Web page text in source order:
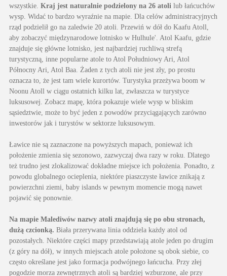
wszystkie. Kraj jest naturalnie podzielony na 26 atoli lub łańcuchów
wysp. Widać to bardzo wyraźnie na mapie. Dla celów administracyjnych
rząd podzielił go na zaledwie 20 atoli. Przewiń w dół do Kaafu Atoll,
aby zobaczyć międzynarodowe lotnisko w Hulhule'. Atol Kaafu, gdzie
znajduje się główne lotnisko, jest najbardziej ruchliwą strefą
turystyczną, inne popularne atole to Atol Południowy Ari, Atol
Północny Ari, Atol Baa. Żaden z tych atoli nie jest zły, po prostu
oznacza to, że jest tam wiele kurortów. Turystyka przeżywa boom w
Noonu Atoll w ciągu ostatnich kilku lat, zwłaszcza w turystyce
luksusowej. Zobacz mapę, która pokazuje wiele wysp w bliskim
sąsiedztwie, może to być jeden z powodów przyciągających zarówno
inwestorów jak i turystów w sektorze luksusowym.
Ławice nie są zaznaczone na powyższych mapach, ponieważ ich
położenie zmienia się sezonowo, zazwyczaj dwa razy w roku. Dlatego
też trudno jest zlokalizować dokładne miejsce ich położenia. Ponadto, z
powodu globalnego ocieplenia, niektóre piaszczyste ławice znikają z
powierzchni ziemi, baby islands w pewnym momencie mogą nawet
pojawić się ponownie.
Na mapie Malediwów nazwy atoli znajdują się po obu stronach,
dużą czcionką. Biała przerywana linia oddziela każdy atol od
pozostałych. Niektóre części mapy przedstawiają atole jeden po drugim
(z góry na dół), w innych miejscach atole położone są obok siebie, co
często określane jest jako formacja podwójnego łańcucha. Przy złej
pogodzie morza zewnętrznych atoli są bardziej wzburzone, ale przy